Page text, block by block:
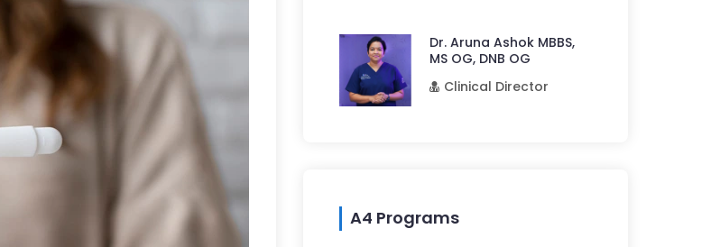
Dr. Aruna Ashok MBBS,
MS OG, DNB OG
Clinical Director
A4 Programs